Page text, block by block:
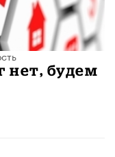
нет, будем